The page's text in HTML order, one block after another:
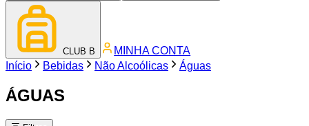
CLUB B
MINHA CONTA
Início
Bebidas Não Alcoólicas Águas
ÁGUAS